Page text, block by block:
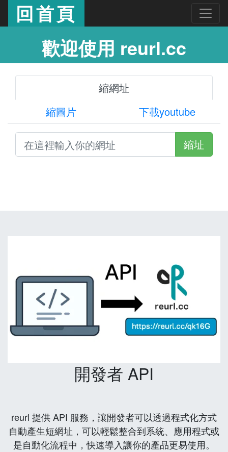
回首頁
歡迎使用 reurl.cc
縮網址
縮圖片
下載youtube
縮址
開發者 API
reurl 提供 API 服務，讓開發者可以透過程式化方式
自動產生短網址，可以輕鬆整合到系統、應用程式或
是自動化流程中，快速導入讓你的產品更易使用。